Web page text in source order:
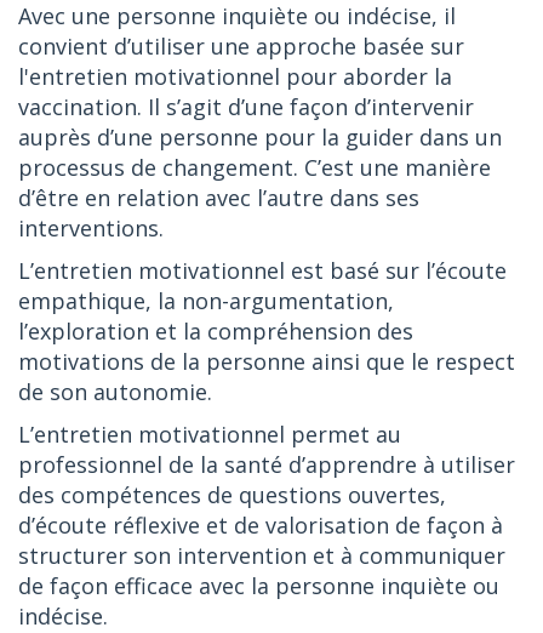
Avec une personne inquiète ou indécise, il
convient d’utiliser une approche basée sur
l'entretien motivationnel pour aborder la
vaccination. Il s’agit d’une façon d’intervenir
auprès d’une personne pour la guider dans un
processus de changement. C’est une manière
d’être en relation avec l’autre dans ses
interventions.
L’entretien motivationnel est basé sur l’écoute
empathique, la non-argumentation,
l’exploration et la compréhension des
motivations de la personne ainsi que le respect
de son autonomie.
L’entretien motivationnel permet au
professionnel de la santé d’apprendre à utiliser
des compétences de questions ouvertes,
d’écoute réflexive et de valorisation de façon à
structurer son intervention et à communiquer
de façon efficace avec la personne inquiète ou
indécise.